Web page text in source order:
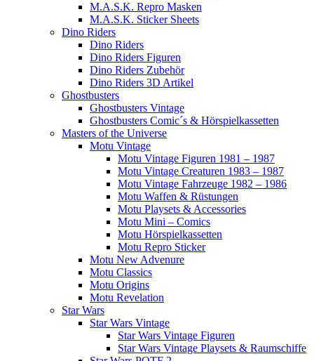
M.A.S.K. Repro Masken
M.A.S.K. Sticker Sheets
Dino Riders
Dino Riders
Dino Riders Figuren
Dino Riders Zubehör
Dino Riders 3D Artikel
Ghostbusters
Ghostbusters Vintage
Ghostbusters Comic´s & Hörspielkassetten
Masters of the Universe
Motu Vintage
Motu Vintage Figuren 1981 – 1987
Motu Vintage Creaturen 1983 – 1987
Motu Vintage Fahrzeuge 1982 – 1986
Motu Waffen & Rüstungen
Motu Playsets & Accessories
Motu Mini – Comics
Motu Hörspielkassetten
Motu Repro Sticker
Motu New Advenure
Motu Classics
Motu Origins
Motu Revelation
Star Wars
Star Wars Vintage
Star Wars Vintage Figuren
Star Wars Vintage Playsets & Raumschiffe